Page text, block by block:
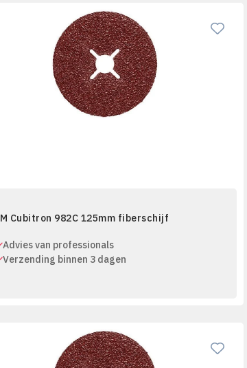
Cubitron 982C 125mm fiberschijf
Advies van professionals
Verzending binnen 3 dagen